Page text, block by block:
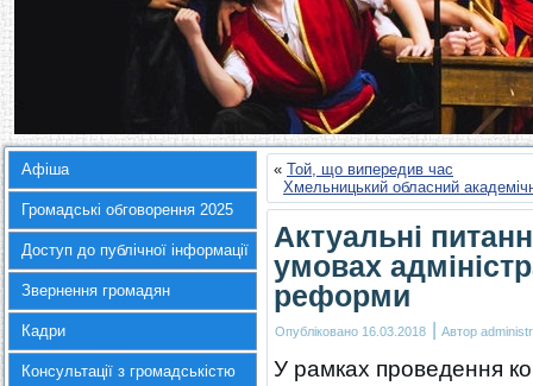
Афіша
Громадські обговорення 2025
Доступ до публічної інформації
Звернення громадян
Кадри
Консультації з громадськістю
« Той, що випередив час
Хмельницький обласний
Актуальні
умовах
реформи
Опубліковано 16.03.2018 | Автор
У рамках проведення